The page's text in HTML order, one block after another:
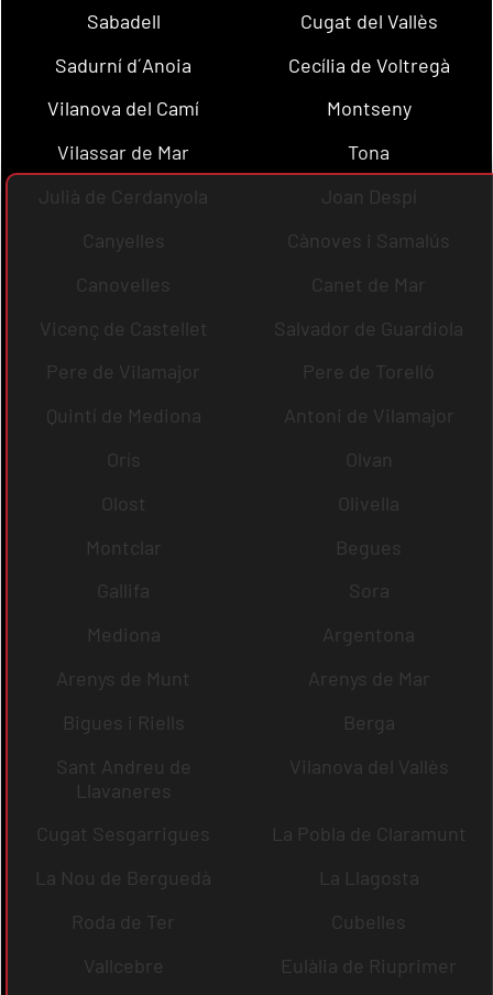
Sabadell
Cugat del Vallès
Sadurní d´Anoia
Cecília de Voltregà
Vilanova del Camí
Montseny
Vilassar de Mar
Tona
Julià de Cerdanyola
Joan Despí
Canyelles
Cànoves i Samalús
Canovelles
Canet de Mar
Vicenç de Castellet
Salvador de Guardiola
Pere de Vilamajor
Pere de Torelló
Quintí de Mediona
Antoni de Vilamajor
Orís
Olvan
Olost
Olivella
Montclar
Begues
Gallifa
Sora
Mediona
Argentona
Arenys de Munt
Arenys de Mar
Bigues i Riells
Berga
Sant Andreu de
Llavaneres
Vilanova del Vallès
Cugat Sesgarrigues
La Pobla de Claramunt
La Nou de Berguedà
La Llagosta
Roda de Ter
Cubelles
Vallcebre
Eulàlia de Riuprimer